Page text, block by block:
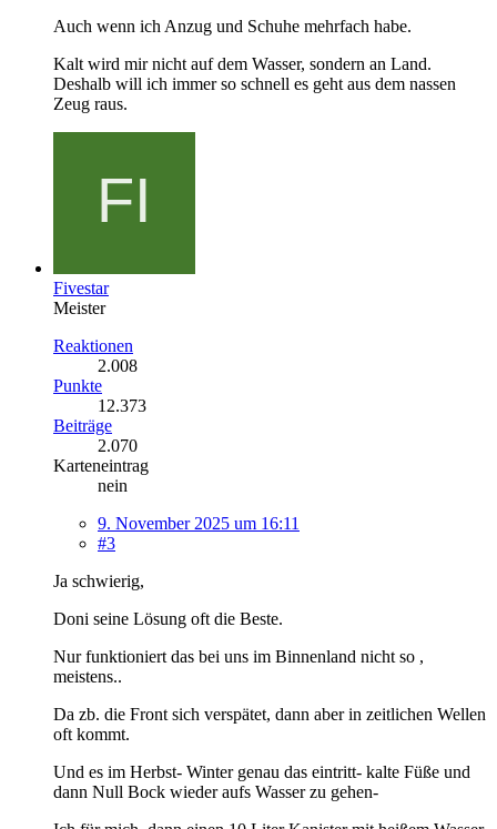
Auch wenn ich Anzug und Schuhe mehrfach habe.
Kalt wird mir nicht auf dem Wasser, sondern an Land.
Deshalb will ich immer so schnell es geht aus dem nassen
Zeug raus.
Fivestar
Meister
Reaktionen
2.008
Punkte
12.373
Beiträge
2.070
Karteneintrag
nein
9. November 2025 um 16:11
#3
Ja schwierig,
Doni seine Lösung oft die Beste.
Nur funktioniert das bei uns im Binnenland nicht so ,
meistens..
Da zb. die Front sich verspätet, dann aber in zeitlichen Wellen
oft kommt.
Und es im Herbst- Winter genau das eintritt- kalte Füße und
dann Null Bock wieder aufs Wasser zu gehen-